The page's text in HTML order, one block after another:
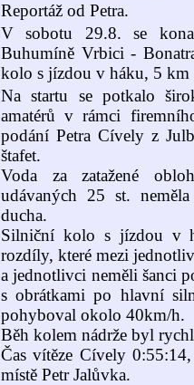
Reportáž od Petra.
V sobotu 29.8. se
Buhumíně Vrbici -
kolo s jízdou v háku, 5 km
Na startu se potkalo
amatérů v rámci
podání Petra Cívely z
štafet.
Voda za zatažené
udávaných 25 st.
ducha.
Silniční kolo s jízdou v
rozdíly, které mezi
a jednotlivci neměli šanci
s obrátkami po hlavní
pohyboval okolo 40km/h.
Běh kolem nádrže byl
Čas vítěze Cívely
místě Petr Jalůvka.